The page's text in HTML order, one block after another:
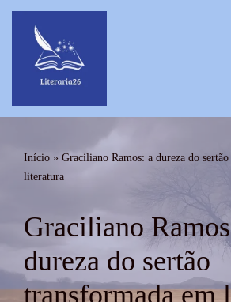
Pular
Início » Graciliano Ramos: a dureza do
literatura
Graciliano
dureza do sertão
transformada em